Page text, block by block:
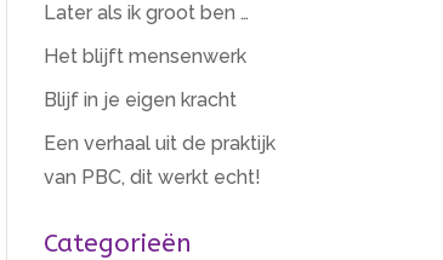
Later als ik groot ben …
Het blijft mensenwerk
Blijf in je eigen kracht
Een verhaal uit de praktijk
van PBC, dit werkt echt!
Categorieën